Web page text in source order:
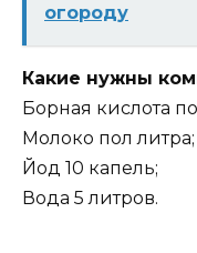
огороду
Какие нужны
Борная кислота
Молоко пол литра;
Йод 10 капель;
Вода 5 литров.